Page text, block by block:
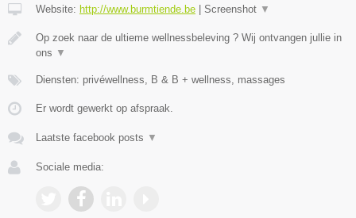
Website: http://www.burmtiende.be Screenshot ▼
Op zoek naar de ultieme wellnessbeleving ? Wij ontvangen jullie in
ons ▼
Diensten: privéwellness, B & B + wellness, massages
Er wordt gewerkt op afspraak.
Laatste facebook posts ▼
Sociale media: